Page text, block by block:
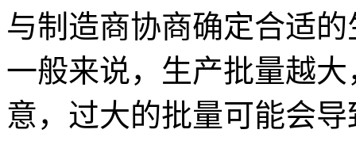
与制造商协商确定合适
一般来说，生产批量越
意，过大的批量可能会